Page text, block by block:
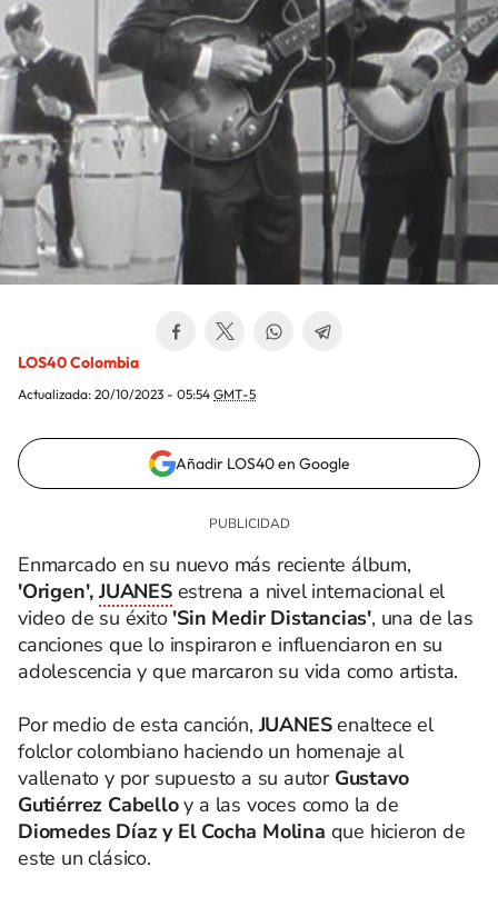
LOS40 Colombia
Actualizada: 20/10/2023 - 05:54 GMT-5
Añadir LOS40 en Google
Enmarcado en su nuevo más reciente álbum,
'Origen',JUANESestrena a nivel internacional el
video de su éxito'Sin Medir Distancias', una de las
canciones que lo inspiraron e influenciaron en su
adolescencia y que marcaron su vida como artista.
Por medio de esta canción,JUANESenaltece el
folclor colombiano haciendo un homenaje al
vallenato y por supuesto a su autor Gustavo
Gutiérrez Cabelloy a las voces como la de
Diomedes Díaz y El Cocha Molina que hicieron de
este un clásico.